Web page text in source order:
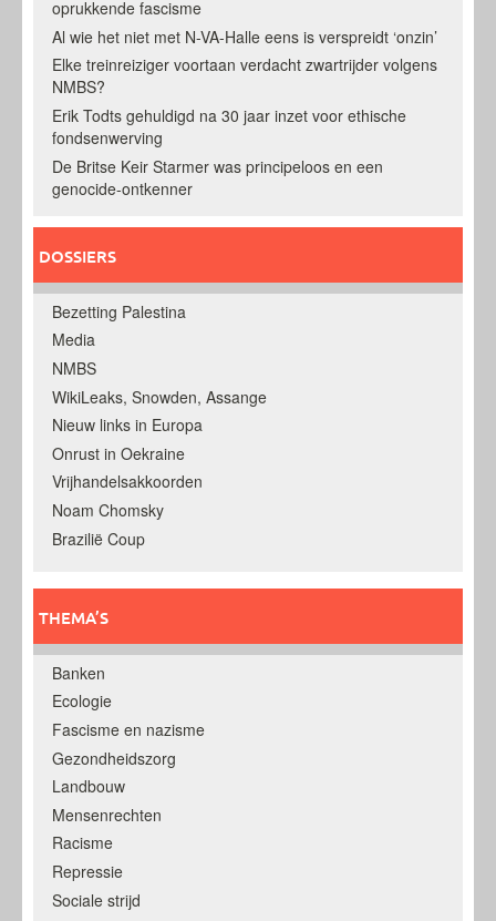
oprukkende fascisme
Al wie het niet met N-VA-Halle eens is verspreidt ‘onzin’
Elke treinreiziger voortaan verdacht zwartrijder volgens
NMBS?
Erik Todts gehuldigd na 30 jaar inzet voor ethische
fondsenwerving
De Britse Keir Starmer was principeloos en een
genocide-ontkenner
DOSSIERS
Bezetting Palestina
Media
NMBS
WikiLeaks, Snowden, Assange
Nieuw links in Europa
Onrust in Oekraine
Vrijhandelsakkoorden
Noam Chomsky
Brazilië Coup
THEMA’S
Banken
Ecologie
Fascisme en nazisme
Gezondheidszorg
Landbouw
Mensenrechten
Racisme
Repressie
Sociale strijd